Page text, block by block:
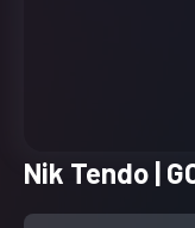
Nik Tendo |